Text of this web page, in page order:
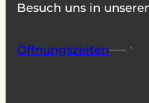
Besuch uns in
Öffnungszeiten